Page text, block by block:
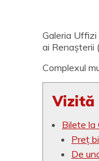
Galeria Uffizi
ai Renașterii
Complexul
Vizită
Bilete la
Preț
De